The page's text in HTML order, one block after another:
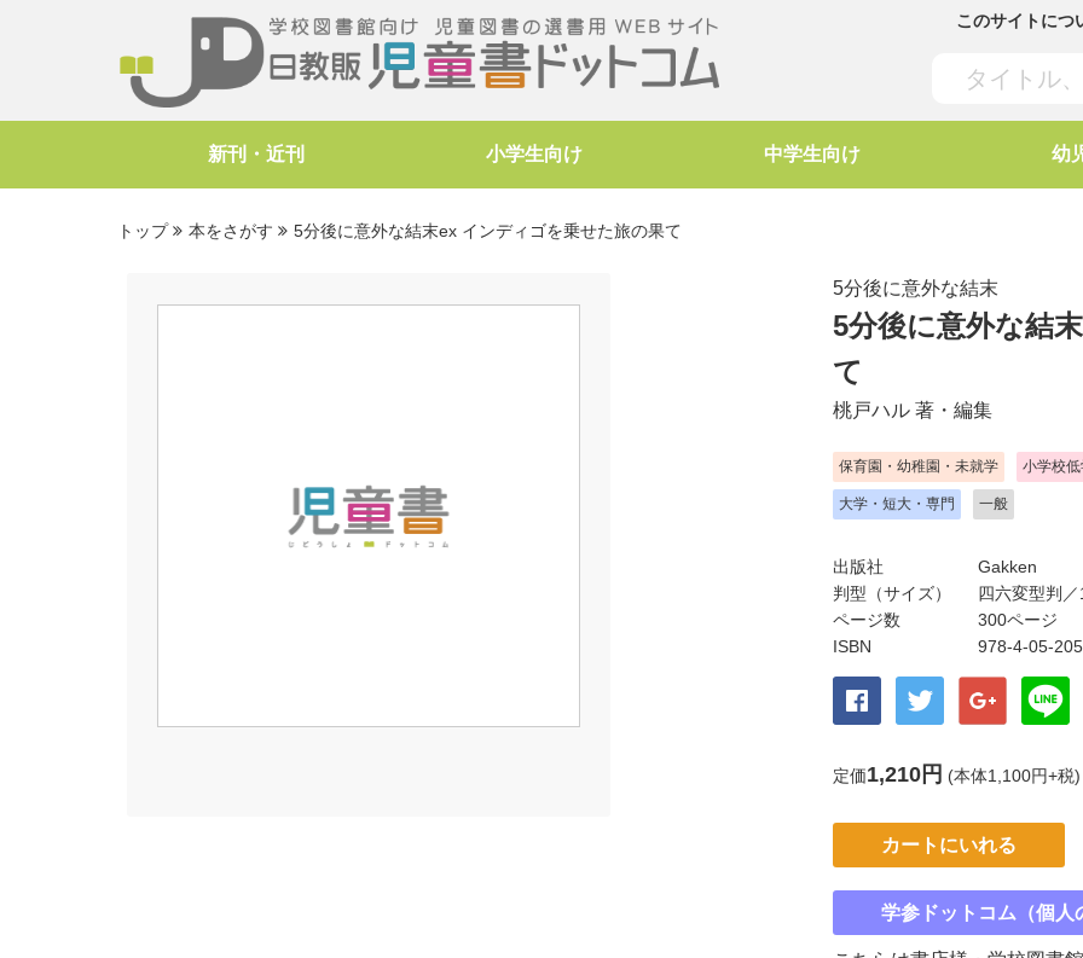
このサイトにつ
新刊・近刊 小学生向け 中学生向け 幼
トップ 本をさがす 5分後に意外な結末ex インディゴを乗せた旅の果て
5分後に意外な結末
5分後に意外な結
て
桃戸ハル 著・編集
保育園・幼稚園・未就学 小学校
大学・短大・専門 一般
出版社
Gakken
判型（サイズ）
四六変型判
ページ数
300ページ
ISBN
978-4-05-
定価1,210円 (本体1,100円+税)
カートにいれる
学参ドットコム（個人